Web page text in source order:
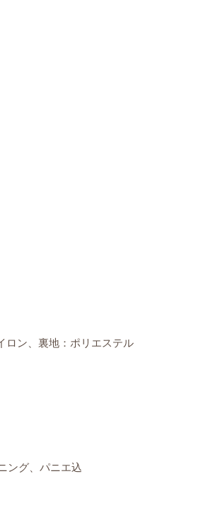
ロン、裏地：ポリエステル
ング、パニエ込